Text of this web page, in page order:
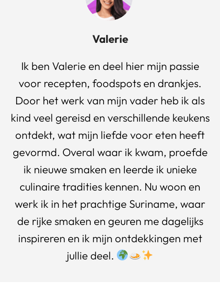
Valerie
Ik ben Valerie en deel hier mijn passie
voor recepten, foodspots en drankjes.
Door het werk van mijn vader heb ik als
kind veel gereisd en verschillende keukens
ontdekt, wat mijn liefde voor eten heeft
gevormd. Overal waar ik kwam, proefde
ik nieuwe smaken en leerde ik unieke
culinaire tradities kennen. Nu woon en
werk ik in het prachtige Suriname, waar
de rijke smaken en geuren me dagelijks
inspireren en ik mijn ontdekkingen met
jullie deel.